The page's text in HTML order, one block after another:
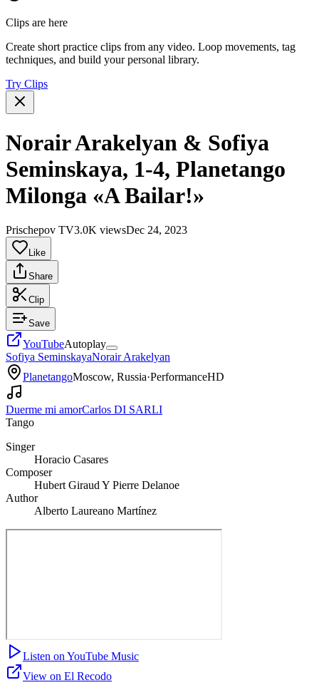
Clips are here
Create short practice clips from any video. Loop movements, tag
techniques, and build your personal library.
Try Clips
Norair Arakelyan & Sofiya
Seminskaya, 1-4, Planetango
Milonga «A Bailar!»
Prischepov TV3.0K viewsDec 24, 2023
Like
Share
Clip
Save
YouTubeAutoplay
Sofiya SeminskayaNorair Arakelyan
PlanetangoMoscow, Russia·PerformanceHD
Duerme mi amorCarlos DI SARLI
Tango
Singer
Horacio Casares
Composer
Hubert Giraud Y Pierre Delanoe
Author
Alberto Laureano Martínez
Listen on YouTube Music
View on El Recodo